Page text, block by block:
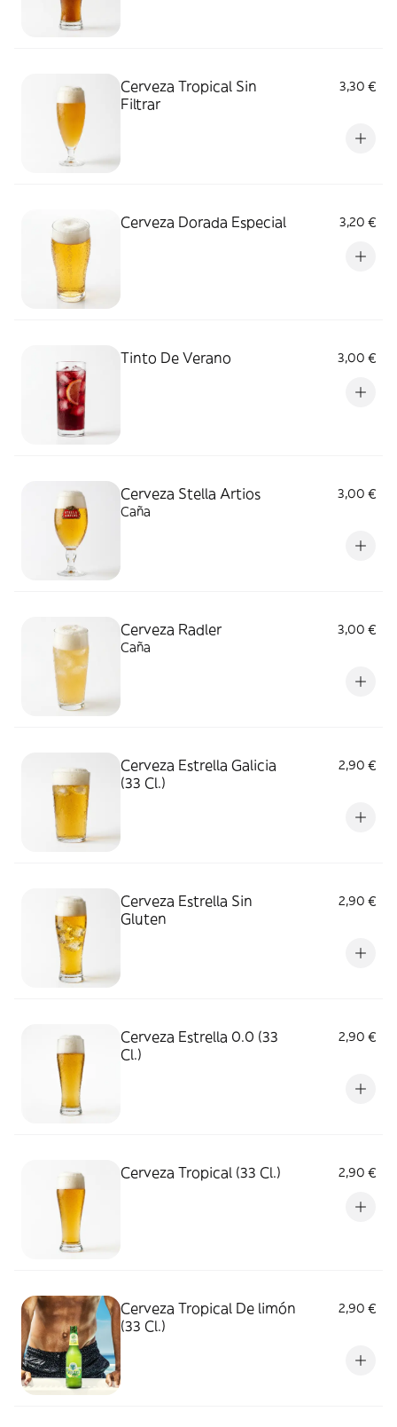
Cerveza Tropical Sin
Filtrar
3,30 €
Cerveza Dorada Especial 3,20 €
Tinto De Verano 3,00 €
Cerveza Stella Artios
3,00 €
Caña
Cerveza Radler
3,00 €
Caña
Cerveza Estrella Galicia
(33 Cl.)
2,90 €
Cerveza Estrella Sin
Gluten
2,90 €
Cerveza Estrella 0.0 (33
Cl.)
2,90 €
Cerveza Tropical (33 Cl.) 2,90 €
Cerveza Tropical De limón
(33 Cl.)
2,90 €